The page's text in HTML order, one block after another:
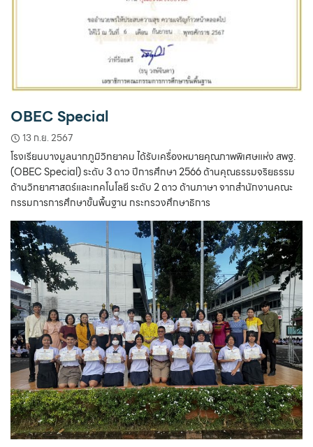
OBEC Special
13 ก.ย. 2567
โรงเรียนบางมูลนากภูมิวิทยาคม ได้รับเครื่องหมายคุณภาพพิเศษแห่ง สพฐ.
(OBEC Special) ระดับ 3 ดาว ปีการศึกษา 2566 ด้านคุณธรรมจริยธรรม
ด้านวิทยาศาสตร์และเทคโนโลยี ระดับ 2 ดาว ด้านภาษา จากสำนักงานคณะ
กรรมการการศึกษาขั้นพื้นฐาน กระทรวงศึกษาธิการ